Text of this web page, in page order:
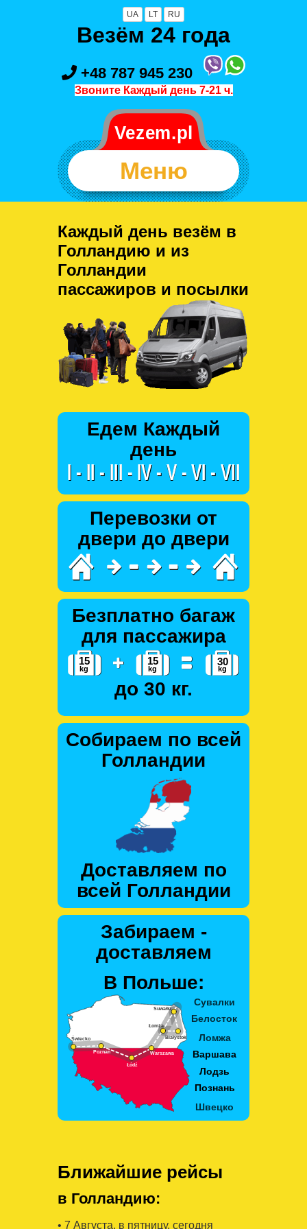
UA LT RU
Везём 24 года
+48 787 945 230
Звоните Каждый день 7-21 ч.
Меню
Каждый день везём в
Голландию и из
Голландии
пассажиров и посылки
Едем Каждый
день
Перевозки от
двери до двери
Безплатно багаж
для пассажира
до 30 кг.
Собираем по всей
Голландии
Доставляем по
всей Голландии
Забираем -
доставляем
В Польше:
Ближайшие рейсы
в Голландию:
• 7 Августa, в пятницу, сегодня